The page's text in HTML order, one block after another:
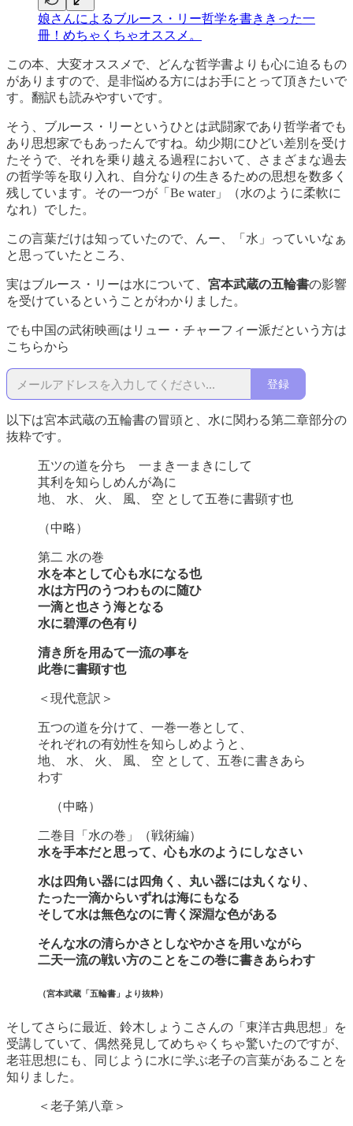
娘さんによるブルース・リー哲学を書ききった一
冊！めちゃくちゃオススメ。
この本、大変オススメで、どんな哲学書よりも心に迫るもの
がありますので、是非悩める方にはお手にとって頂きたいで
す。翻訳も読みやすいです。
そう、ブルース・リーというひとは武闘家であり哲学者でも
あり思想家でもあったんですね。幼少期にひどい差別を受け
たそうで、それを乗り越える過程において、さまざまな過去
の哲学等を取り入れ、自分なりの生きるための思想を数多く
残しています。その一つが「Be water」（水のように柔軟に
なれ）でした。
この言葉だけは知っていたので、んー、「水」っていいなぁ
と思っていたところ、
実はブルース・リーは水について、 宮本武蔵の五輪書の影響
を受けているということがわかりました。
でも中国の武術映画はリュー・チャーフィー派だという方は
こちらから
登録
以下は宮本武蔵の五輪書の冒頭と、水に関わる第二章部分の
抜粋です。
五ツの道を分ち 一まき一まきにして
其利を知らしめんが為に
地、 水、 火、 風、 空 として五巻に書顕す也
（中略）
第二 水の巻
水を本として心も水になる也
水は方円のうつわものに随ひ
一滴と也さう海となる
水に碧潭の色有り
清き所を用ゐて一流の事を
此巻に書顕す也
＜現代意訳＞
五つの道を分けて、一巻一巻として、
それぞれの有効性を知らしめようと、
地、 水、 火、 風、 空 として、五巻に書きあら
わす
（中略）
二巻目「水の巻」（戦術編）
水を手本だと思って、心も水のようにしなさい
水は四角い器には四角く、丸い器には丸くなり、
たった一滴からいずれは海にもなる
そして水は無色なのに青く深淵な色がある
そんな水の清らかさとしなやかさを用いながら
二天一流の戦い方のことをこの巻に書きあらわす
（宮本武蔵「五輪書」より抜粋）
そしてさらに最近、鈴木しょうこさんの「東洋古典思想」を
受講していて、偶然発見してめちゃくちゃ驚いたのですが、
老荘思想にも、同じように水に学ぶ老子の言葉があることを
知りました。
＜老子第八章＞